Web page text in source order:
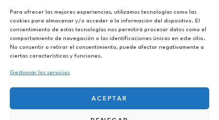
Para ofrecer las mejores experiencias, utilizamos tecnologías como las
cookies para almacenar y/o acceder a la información del dispositivo. El
consentimiento de estas tecnologías nos permitirá procesar datos como el
comportamiento de navegación o las identificaciones únicas en este sitio.
No consentir o retirar el consentimiento, puede afectar negativamente a
ciertas características y funciones.
Gestionar los servicios
ACEPTAR
De lunes a viernes de 10h a 20h
Aviso legal
Política de privacidad
Política de cookies